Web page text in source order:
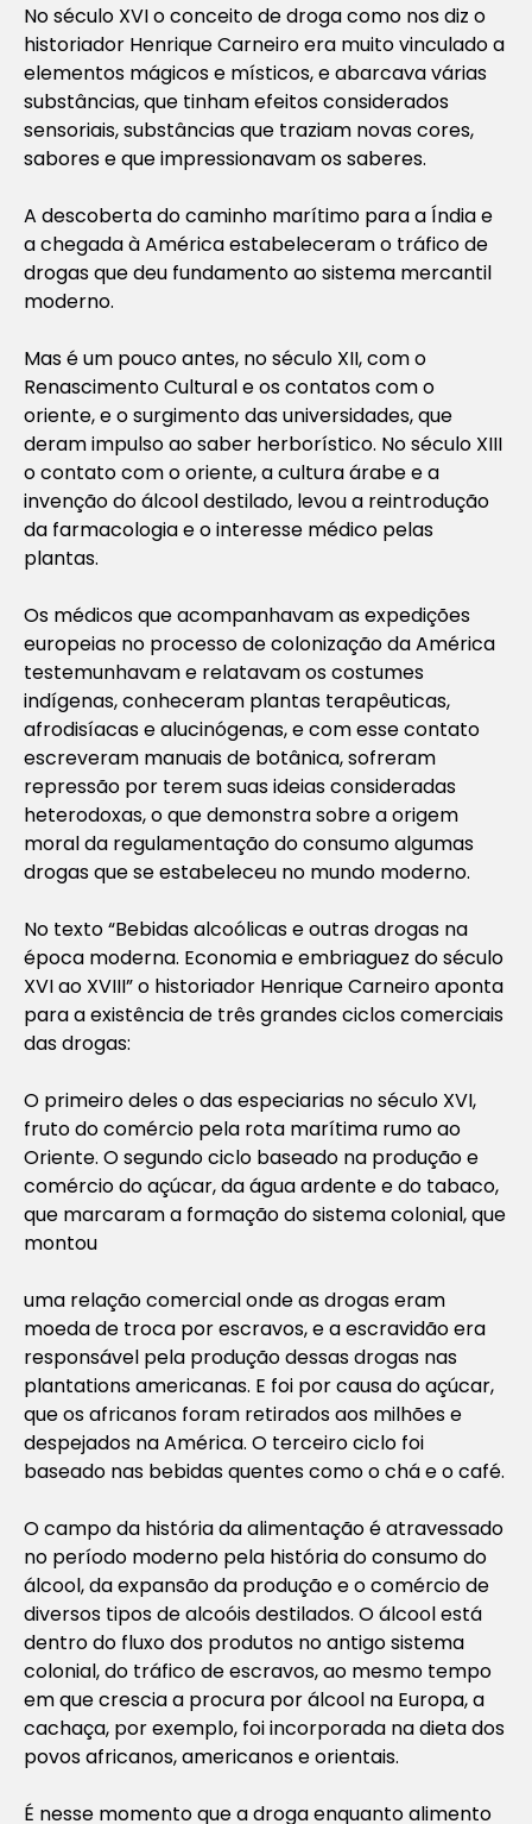
No século XVI o conceito de droga como nos diz o
historiador Henrique Carneiro era muito vinculado a
elementos mágicos e místicos, e abarcava várias
substâncias, que tinham efeitos considerados
sensoriais, substâncias que traziam novas cores,
sabores e que impressionavam os saberes.
A descoberta do caminho marítimo para a Índia e
a chegada à América estabeleceram o tráfico de
drogas que deu fundamento ao sistema mercantil
moderno.
Mas é um pouco antes, no século XII, com o
Renascimento Cultural e os contatos com o
oriente, e o surgimento das universidades, que
deram impulso ao saber herborístico. No século XIII
o contato com o oriente, a cultura árabe e a
invenção do álcool destilado, levou a reintrodução
da farmacologia e o interesse médico pelas
plantas.
Os médicos que acompanhavam as expedições
europeias no processo de colonização da América
testemunhavam e relatavam os costumes
indígenas, conheceram plantas terapêuticas,
afrodisíacas e alucinógenas, e com esse contato
escreveram manuais de botânica, sofreram
repressão por terem suas ideias consideradas
heterodoxas, o que demonstra sobre a origem
moral da regulamentação do consumo algumas
drogas que se estabeleceu no mundo moderno.
No texto“Bebidas alcoólicas e outras drogas na
época moderna. Economia e embriaguez do século
XVI ao XVIII”o historiador Henrique Carneiro aponta
para a existência de três grandes ciclos comerciais
das drogas:
O primeiro deles o das especiarias no século XVI,
fruto do comércio pela rota marítima rumo ao
Oriente. O segundo ciclo baseado na produção e
comércio do açúcar, da água ardente e do tabaco,
que marcaram a formação do sistema colonial, que
montou
uma relação comercial onde as drogas eram
moeda de troca por escravos, e a escravidão era
responsável pela produção dessas drogas nas
plantations americanas. E foi por causa do açúcar,
que os africanos foram retirados aos milhões e
despejados na América. O terceiro ciclo foi
baseado nas bebidas quentes como o chá e o café.
O campo da história da alimentação é atravessado
no período moderno pela história do consumo do
álcool, da expansão da produção e o comércio de
diversos tipos de alcoóis destilados. O álcool está
dentro do fluxo dos produtos no antigo sistema
colonial, do tráfico de escravos, ao mesmo tempo
em que crescia a procura por álcool na Europa, a
cachaça, por exemplo, foi incorporada na dieta dos
povos africanos, americanos e orientais.
É nesse momento que a droga enquanto alimento